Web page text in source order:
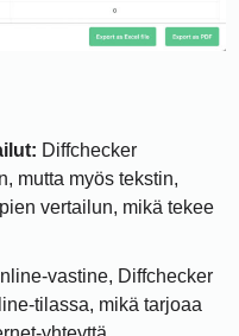
Diffchecker
mutta myös tekstin,
vertailun, mikä tekee
vastine, Diffchecker
tilassa, mikä tarjoaa